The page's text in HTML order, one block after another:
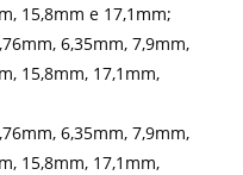
15,8mm e 17,1mm;
6,35mm, 7,9mm,
15,8mm, 17,1mm,
6,35mm, 7,9mm,
15,8mm, 17,1mm,